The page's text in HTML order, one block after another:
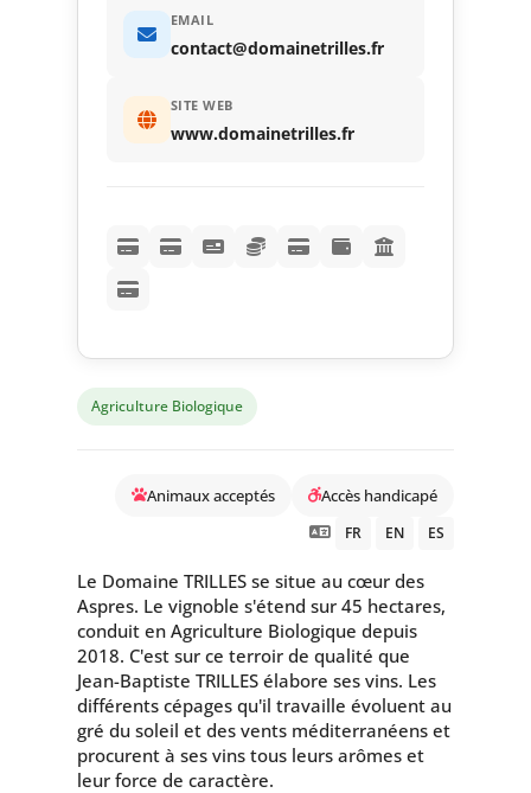
Agriculture Biologique
Animaux acceptés Accès handicapé
FR EN ES
Le Domaine TRILLES se situe au cœur des
Aspres. Le vignoble s'étend sur 45 hectares,
conduit en Agriculture Biologique depuis
2018. C'est sur ce terroir de qualité que
Jean-Baptiste TRILLES élabore ses vins. Les
différents cépages qu'il travaille évoluent au
gré du soleil et des vents méditerranéens et
procurent à ses vins tous leurs arômes et
leur force de caractère.
EMAIL
contact@domainetrilles.fr
SITE WEB
www.domainetrilles.fr